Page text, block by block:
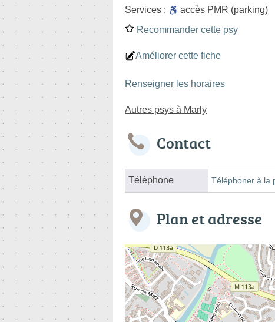
Services : accès PMR (parking)
Recommander cette psy
Améliorer cette fiche
Renseigner les horaires
Autres psys à Marly
Contact
Téléphone Téléphoner à la
Plan et adresse